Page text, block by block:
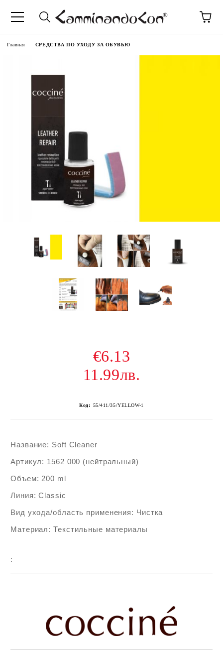
Главная СРЕДСТВА ПО УХОДУ ЗА ОБУВЬЮ
€6.13
11.99лв.
Код: 55/411/35/YELLOW-1
Название: Soft Cleaner
Артикул: 1562 000 (нейтральный)
Объем: 200 ml
Линия: Classic
Вид ухода/область применения: Чистка
Материал: Текстильные материалы
: